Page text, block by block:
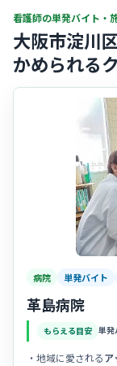
看護師の単発バイト・
大阪市淀川
かめられる
病院 単発バイト
革島病院
もらえる目安 単発
・地域に愛されるア